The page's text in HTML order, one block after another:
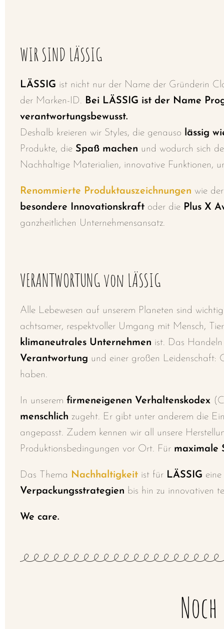
WIR SIND LÄSSIG
LÄSSIG ist nicht nur der Name der Gründerin
der Marken-ID. Bei LÄSSIG ist der Name
verantwortungsbewusst.
Deshalb kreieren wir Styles, die genauso lässig
Produkte, die Spaß machen und wodurch sich
Nachhaltige Materialien, innovative Funktionen,
Renommierte Produktauszeichnungen wie
besondere Innovationskraft oder die Plus X
ganzheitlichen Unternehmensansatz.
VERANTWORTUNG von LÄSSIG
Alle Lebewesen auf unserem Planeten sind
achtsamer, respektvoller Umgang mit Mensch,
klimaneutrales Unternehmen ist. Das
Verantwortung und einer großen Leidenschaft:
haben.
In unserem firmeneigenen Verhaltenskodex
menschlich zugeht. Er gibt unter anderem die
angepasst. Zudem kennen wir all unsere
Produktionsbedingungen vor Ort. Für maximale
Das Thema Nachhaltigkeit ist für LÄSSIG eine
Verpackungsstrategien bis hin zu innovativen
We care.